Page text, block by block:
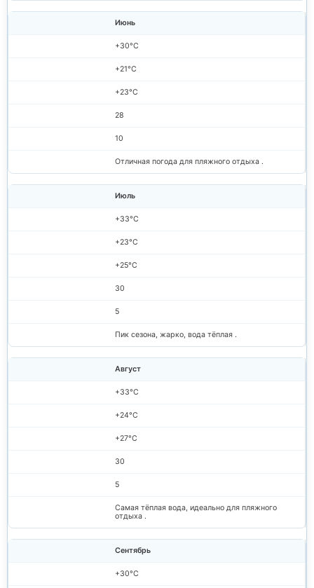
Июнь
+30°C
+21°C
+23°C
28
10
Отличная погода для пляжного отдыха .
Июль
+33°C
+23°C
+25°C
30
5
Пик сезона, жарко, вода тёплая .
Август
+33°C
+24°C
+27°C
30
5
Самая тёплая вода, идеально для пляжного
отдыха .
Сентябрь
+30°C